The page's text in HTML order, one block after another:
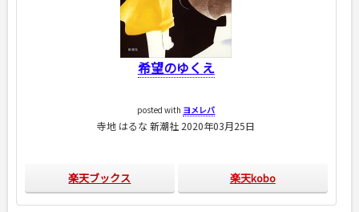
希望のゆくえ
posted with ヨメレバ
寺地 はるな 新潮社 2020年03月25日
楽天ブックス 楽天kobo